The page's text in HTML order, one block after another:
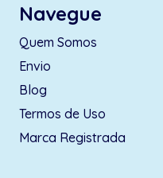
Navegue
Quem Somos
Envio
Blog
Termos de Uso
Marca Registrada